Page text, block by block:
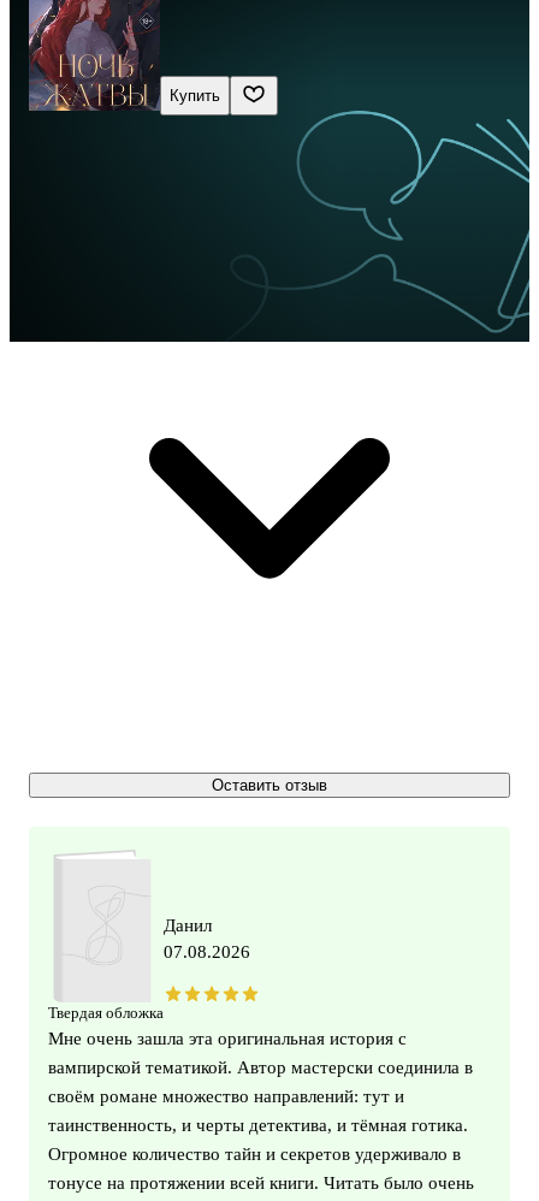
Купить
Оставить отзыв
Твердая обложка
Данил
07.08.2026
Мне очень зашла эта оригинальная история с
вампирской тематикой. Автор мастерски соединила в
своём романе множество направлений: тут и
таинственность, и черты детектива, и тёмная готика.
Огромное количество тайн и секретов удерживало в
тонусе на протяжении всей книги. Читать было очень